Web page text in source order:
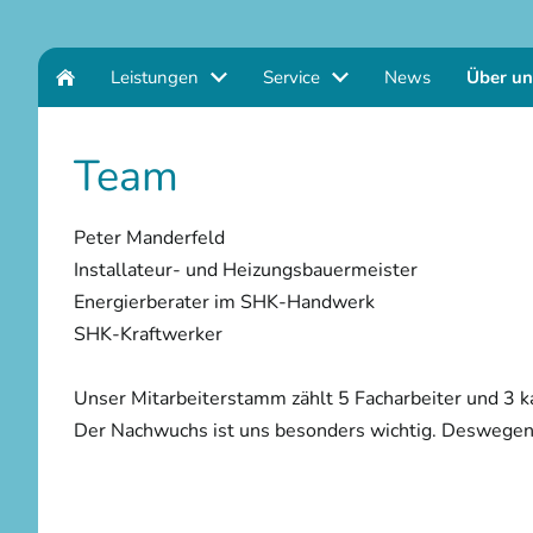
Leistungen Service News Über
Team
Peter Manderfeld
Installateur- und Heizungsbauermeister
Energierberater im SHK-Handwerk
SHK-Kraftwerker
Unser Mitarbeiterstamm zählt 5 Facharbeiter und 3
Der Nachwuchs ist uns besonders wichtig.